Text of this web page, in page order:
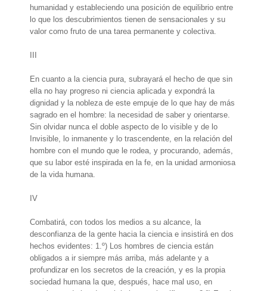
humanidad y estableciendo una posición de equilibrio entre
lo que los descubrimientos tienen de sensacionales y su
valor como fruto de una tarea permanente y colectiva.
III
En cuanto a la ciencia pura, subrayará el hecho de que sin
ella no hay progreso ni ciencia aplicada y expondrá la
dignidad y la nobleza de este empuje de lo que hay de más
sagrado en el hombre: la necesidad de saber y orientarse.
Sin olvidar nunca el doble aspecto de lo visible y de lo
Invisible, lo inmanente y lo trascendente, en la relación del
hombre con el mundo que le rodea, y procurando, además,
que su labor esté inspirada en la fe, en la unidad armoniosa
de la vida humana.
IV
Combatirá, con todos los medios a su alcance, la
desconfianza de la gente hacia la ciencia e insistirá en dos
hechos evidentes: 1.º) Los hombres de ciencia están
obligados a ir siempre más arriba, más adelante y a
profundizar en los secretos de la creación, y es la propia
sociedad humana la que, después, hace mal uso, en